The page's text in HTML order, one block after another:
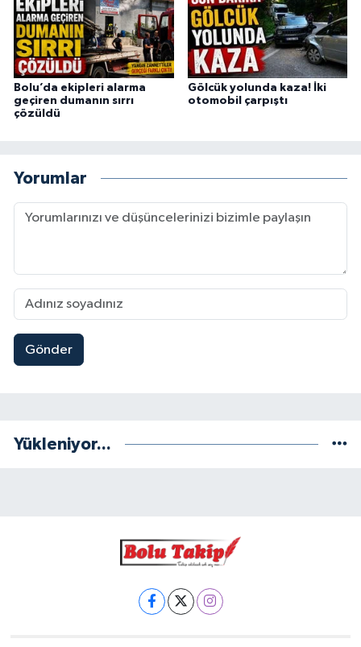
Bolu’da ekipleri alarma
geçiren dumanın sırrı
çözüldü
Gölcük yolunda kaza! İki
otomobil çarpıştı
Yorumlar
Gönder
Yükleniyor...